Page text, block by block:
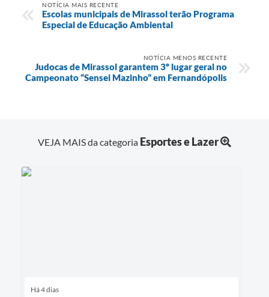
NOTÍCIA MAIS RECENTE
Escolas municipais de Mirassol terão Programa
Especial de Educação Ambiental
NOTÍCIA MENOS RECENTE
Judocas de Mirassol garantem 3º lugar geral no
Campeonato “Sensei Mazinho” em Fernandópolis
VEJA MAIS da categoria Esportes e Lazer
Há 4 dias